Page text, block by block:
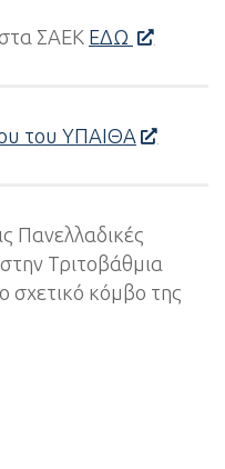
ΣΑΕΚ ΕΔΩ
του ΥΠΑΙΘΑ
Πανελλαδικές
Τριτοβάθμια
σχετικό κόμβο της